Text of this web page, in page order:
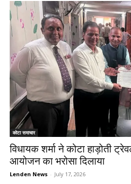
कोटा समाचार
विधायक शर्मा ने कोटा हाड़ोती
आयोजन का भरोसा दिलाया
Lenden News - July 17, 2026